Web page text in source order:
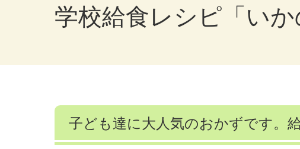
学校給食レシピ「いか
子ども達に大人気のおかずです。